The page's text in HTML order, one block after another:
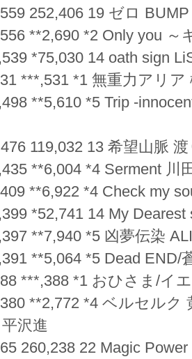
252,406 19 ゼロ
**2,690 *2 Only you ～
*75,030 14 oath sign
***,531 *1 無重力アリア
**5,610 *5 Trip -
119,032 13 希望山脈
**6,004 *4 Serment 川
**6,922 *4 Check my
*52,741 14 My Dearest
**7,940 *5 凶夢伝染
**5,064 *5 Dead END/
***,388 *1 おひさま/イ
**2,772 *4 ベルセルク
沢進
260,238 22 Magic